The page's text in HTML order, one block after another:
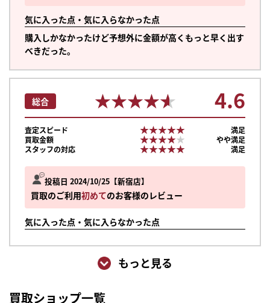
気に入った点・気に入らなかった点
購入しかなかったけど予想外に金額が高くもっと早く出す
べきだった。
投稿日 2024/10/25 新宿店
買取のご利用初めてのお客様のレビュー
気に入った点・気に入らなかった点
総合 ★★★★★
★★★★★ 4.6
査定スピード ★★★★★
★★★★★
満足
買取金額
★★★★★
★★★★★
やや満足
スタッフの対応
★★★★★
★★★★★ 満足
もっと見る
買取ショップ一覧